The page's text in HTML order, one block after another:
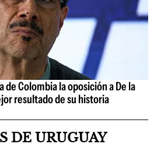
Colombia la oposición a De la
resultado de su historia
DE URUGUAY